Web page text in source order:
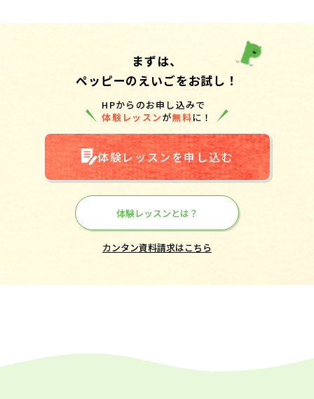
まずは、
ペッピーのえいごをお試し！
HPからのお申し込みで
体験レッスンが無料に！
体験レッスンを申し込む
体験レッスンとは？
カンタン資料請求はこちら